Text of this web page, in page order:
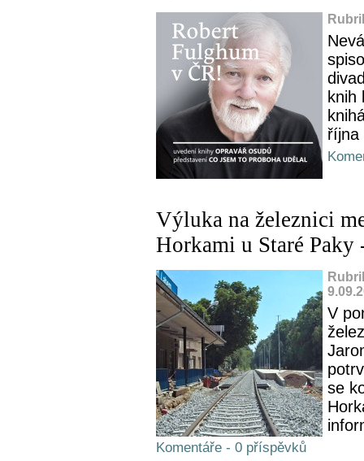
knih
října
Výluka na železnici
Horkami u Staré Paky
V
se
Komentáře - 0 příspěvků